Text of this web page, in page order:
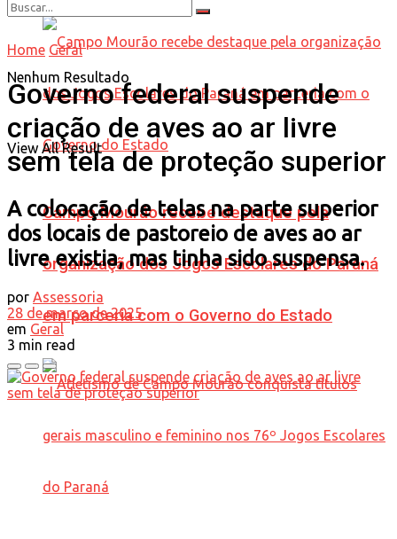
Campo Mourão recebe destaque pela
organização dos Jogos Escolares do Paraná
em parceria com o Governo do Estado
Nenhum Resultado
View All Result
Home Geral
Governo federal suspende
criação de aves ao ar livre
sem tela de proteção superior
A colocação de telas na parte superior
dos locais de pastoreio de aves ao ar
livre existia, mas tinha sido suspensa.
por Assessoria
28 de março de 2025
em Geral
3 min read